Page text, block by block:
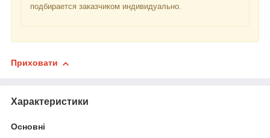
подбирается заказчиком индивидуально.
Приховати
Характеристики
Основні